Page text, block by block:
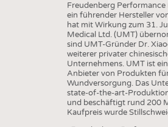
Freudenberg
ein führender Hersteller
hat mit Wirkung zum 31.
Medical Ltd. (UMT)
sind UMT-Gründer Dr.
weiterer privater
Unternehmens. UMT ist
Anbieter von Produkten
Wundversorgung. Das
state-of-the-art-
und beschäftigt rund 200
Kaufpreis wurde